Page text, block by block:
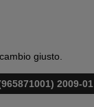
giusto.
2009-01